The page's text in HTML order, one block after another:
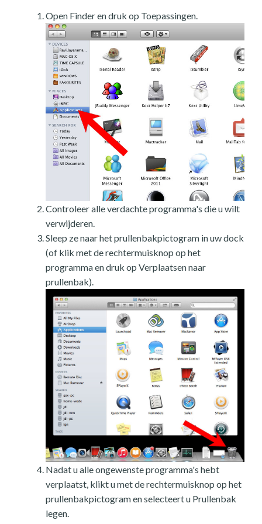
Open Finder en druk op Toepassingen.
Controleer alle verdachte programma's die u wilt
verwijderen.
Sleep ze naar het prullenbakpictogram in uw dock
(of klik met de rechtermuisknop op het
programma en druk op Verplaatsen naar
prullenbak).
Nadat u alle ongewenste programma's hebt
verplaatst, klikt u met de rechtermuisknop op het
prullenbakpictogram en selecteert u Prullenbak
legen.